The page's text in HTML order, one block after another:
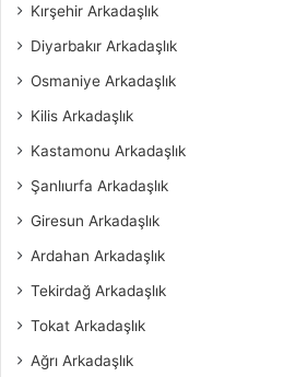
Kırşehir Arkadaşlık
Diyarbakır Arkadaşlık
Osmaniye Arkadaşlık
Kilis Arkadaşlık
Kastamonu Arkadaşlık
Şanlıurfa Arkadaşlık
Giresun Arkadaşlık
Ardahan Arkadaşlık
Tekirdağ Arkadaşlık
Tokat Arkadaşlık
Ağrı Arkadaşlık